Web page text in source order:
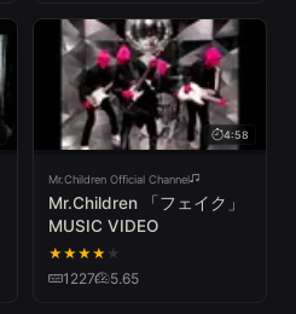
4:58
Mr.Children Official Channel
Mr.Children 「フェイク」
MUSIC VIDEO
★★★★ ★
1227 5.65